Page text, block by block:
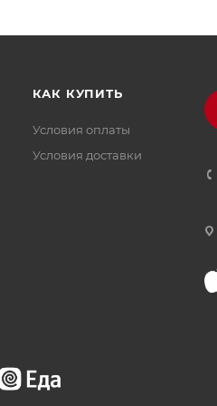
КАК КУПИТЬ
Условия оплаты
Условия доставки